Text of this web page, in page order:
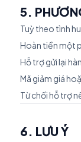
5.
Tuỳ theo tình
Hoàn tiền một
Hỗ trợ gửi lại
Mã giảm giá
Từ chối hỗ trợ
6. LƯU Ý